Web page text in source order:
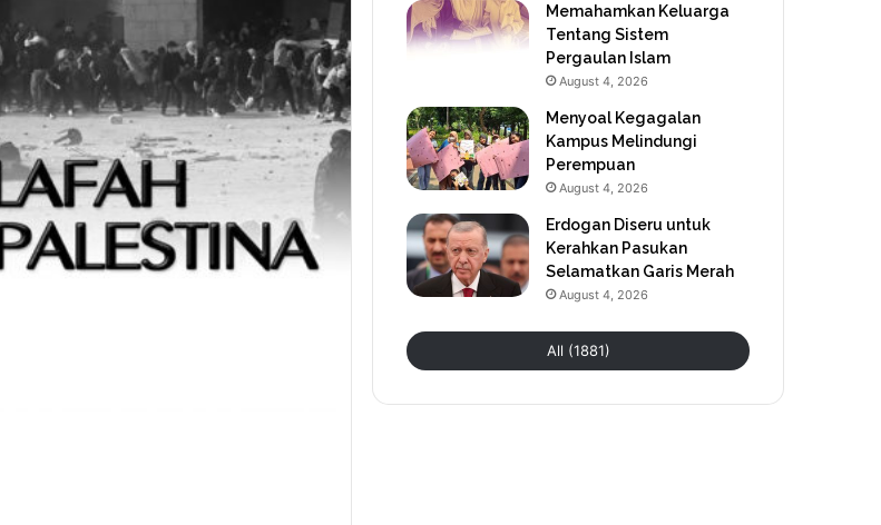
Memahamkan Keluarga
Tentang Sistem
Pergaulan Islam
August 4, 2026
Menyoal Kegagalan
Kampus Melindungi
Perempuan
August 4, 2026
Erdogan Diseru untuk
Kerahkan Pasukan
Selamatkan Garis Merah
August 4, 2026
All (1881)